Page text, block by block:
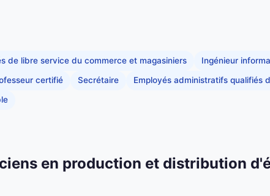
de libre service du commerce et magasiniers Ingénieur
certifié Secrétaire Employés administratifs qualifiés
en production et distribution